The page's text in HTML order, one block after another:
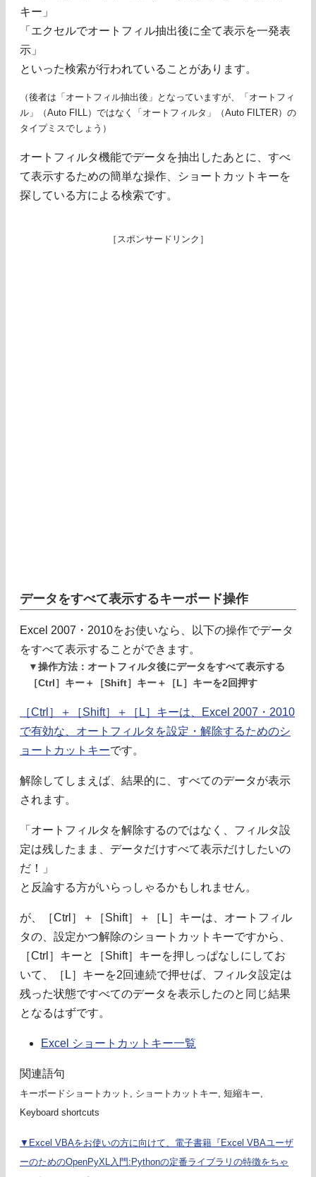
キー」
「エクセルでオートフィル抽出後に全て表示を一発表
示」
といった検索が行われていることがあります。
（後者は「オートフィル抽出後」となっていますが、「オートフィ
ル」（Auto FILL）ではなく「オートフィルタ」（Auto FILTER）の
タイプミスでしょう）
オートフィルタ機能でデータを抽出したあとに、すべ
て表示するための簡単な操作、ショートカットキーを
探している方による検索です。
［スポンサードリンク］
データをすべて表示するキーボード操作
Excel 2007・2010をお使いなら、以下の操作でデータ
をすべて表示することができます。
▼操作方法：オートフィルタ後にデータをすべて表示する
［Ctrl］キー＋［Shift］キー＋［L］キーを2回押す
［Ctrl］＋［Shift］＋［L］キーは、Excel 2007・2010
で有効な、オートフィルタを設定・解除するためのシ
ョートカットキーです。
解除してしまえば、結果的に、すべてのデータが表示
されます。
「オートフィルタを解除するのではなく、フィルタ設
定は残したまま、データだけすべて表示だけしたいの
だ！」
と反論する方がいらっしゃるかもしれません。
が、［Ctrl］＋［Shift］＋［L］キーは、オートフィル
タの、設定かつ解除のショートカットキーですから、
［Ctrl］キーと［Shift］キーを押しっぱなしにしてお
いて、［L］キーを2回連続で押せば、フィルタ設定は
残った状態ですべてのデータを表示したのと同じ結果
となるはずです。
Excel ショートカットキー一覧
関連語句
キーボードショートカット, ショートカットキー, 短縮キー,
Keyboard shortcuts
▼Excel VBAをお使いの方に向けて、電子書籍『Excel VBAユーザ
ーのためのOpenPyXL入門:Pythonの定番ライブラリの特徴をちゃ